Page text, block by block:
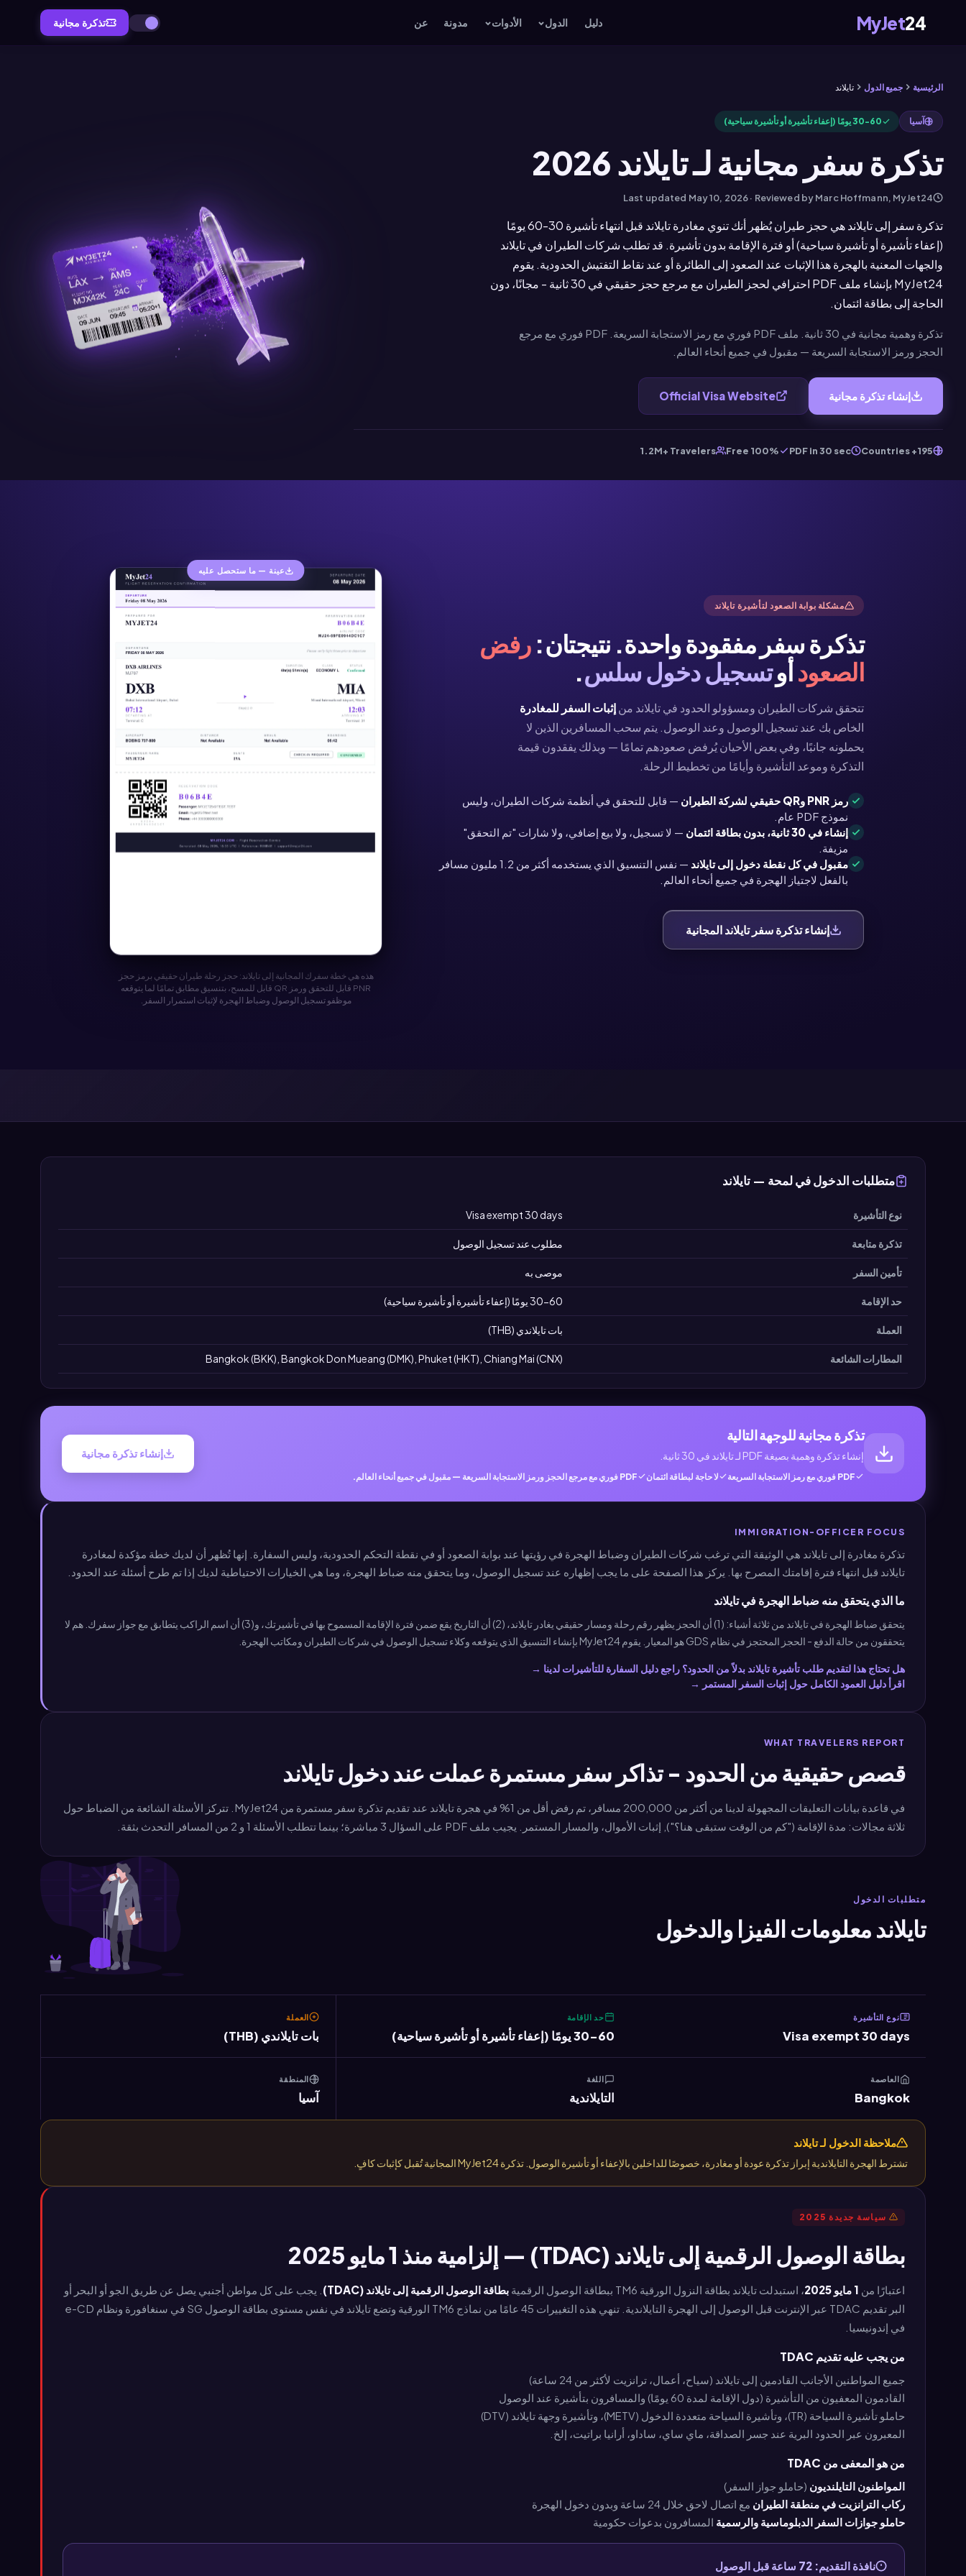
MyJet24 دليل الدول الأدوات مدونة عن تذكرة مجانية
الرئيسية جميع الدول تايلاند
آسيا 30-60 يومًا (إعفاء تأشيرة أو تأشيرة سياحية)
تذكرة سفر مجانية لـ تايلاند 2026
Last updated May 10, 2026· Reviewed by Marc Hoffmann, MyJet24
تذكرة سفر إلى تايلاند هي حجز طيران يُظهر أنك تنوي مغادرة تايلاند قبل انتهاء تأشيرة 30-60 يومًا
(إعفاء تأشيرة أو تأشيرة سياحية) أو فترة الإقامة بدون تأشيرة. قد تطلب شركات الطيران في تايلاند
والجهات المعنية بالهجرة هذا الإثبات عند الصعود إلى الطائرة أو عند نقاط التفتيش الحدودية. يقوم
MyJet24 بإنشاء ملف PDF احترافي لحجز الطيران مع مرجع حجز حقيقي في 30 ثانية - مجانًا، دون
الحاجة إلى بطاقة ائتمان.
تذكرة وهمية مجانية في 30 ثانية. ملف PDF فوري مع رمز الاستجابة السريعة. PDF فوري مع مرجع
الحجز ورمز الاستجابة السريعة — مقبول في جميع أنحاء العالم.
إنشاء تذكرة مجانية Official Visa Website
195+ Countries
PDF in 30 sec
100% Free
1.2M+ Travelers
مشكلة بوابة الصعود لتأشيرة تايلاند
تذكرة سفر مفقودة واحدة. نتيجتان:رفض
الصعودأوتسجيل دخول سلس.
تتحقق شركات الطيران ومسؤولو الحدود في تايلاند منإثبات السفر للمغادرة
الخاص بك عند تسجيل الوصول وعند الوصول. يتم سحب المسافرين الذين لا
يحملونه جانبًا، وفي بعض الأحيان يُرفض صعودهم تمامًا — وبذلك يفقدون قيمة
التذكرة وموعد التأشيرة وأيامًا من تخطيط الرحلة.
رمز PNR وQR حقيقي لشركة الطيران
— قابل للتحقق في أنظمة شركات الطيران، وليس
نموذج PDF عام.
إنشاء في 30 ثانية، بدون بطاقة ائتمان
— لا تسجيل، ولا بيع إضافي، ولا شارات "تم التحقق"
مزيفة.
مقبول في كل نقطة دخول إلى تايلاند
— نفس التنسيق الذي يستخدمه أكثر من 1.2 مليون مسافر
بالفعل لاجتياز الهجرة في جميع أنحاء العالم.
إنشاء تذكرة سفر تايلاند المجانية
عينة — ما ستحصل عليه
هذه هي خطة سفرك المجانية إلى تايلاند: حجز رحلة طيران حقيقي برمز حجز
PNR قابل للتحقق ورمز QR قابل للمسح، بتنسيق مطابق تمامًا لما يتوقعه
موظفو تسجيل الوصول وضباط الهجرة لإثبات استمرار السفر.
متطلبات الدخول في لمحة — تايلاند
نوع التأشيرة Visa exempt 30 days
تذكرة متابعة مطلوب عند تسجيل الوصول
تأمين السفر موصى به
حد الإقامة 30-60 يومًا (إعفاء تأشيرة أو تأشيرة سياحية)
العملة بات تايلاندي (THB)
المطارات الشائعة Bangkok (BKK), Bangkok Don Mueang (DMK), Phuket (HKT), Chiang Mai (CNX)
تذكرة مجانية للوجهة التالية
إنشاء تذكرة وهمية بصيغة PDF لـ تايلاند في 30 ثانية.
PDF فوري مع رمز الاستجابة السريعة لا حاجة لبطاقة ائتمان PDF فوري مع مرجع الحجز ورمز الاستجابة السريعة — مقبول في جميع أنحاء العالم.
إنشاء تذكرة مجانية
IMMIGRATION-OFFICER FOCUS
تذكرة مغادرة إلى تايلاند هي الوثيقة التي ترغب شركات الطيران وضباط الهجرة في رؤيتها عند بوابة الصعود أو في نقطة التحكم الحدودية، وليس السفارة. إنها تُظهر أن لديك خطة مؤكدة لمغادرة
تايلاند قبل انتهاء فترة إقامتك المصرح بها. يركز هذا الصفحة على ما يجب إظهاره عند تسجيل الوصول، وما يتحقق منه ضباط الهجرة، وما هي الخيارات الاحتياطية لديك إذا تم طرح أسئلة عند الحدود.
ما الذي يتحقق منه ضباط الهجرة في تايلاند
يتحقق ضباط الهجرة في تايلاند من ثلاثة أشياء: (1) أن الحجز يظهر رقم رحلة ومسار حقيقي يغادر تايلاند، (2) أن التاريخ يقع ضمن فترة الإقامة المسموح بها في تأشيرتك، و(3) أن اسم الراكب يتطابق مع جواز سفرك. هم لا
يتحققون من حالة الدفع - الحجز المحتجز في نظام GDS هو المعيار. يقوم MyJet24 بإنشاء التنسيق الذي يتوقعه وكلاء تسجيل الوصول في شركات الطيران ومكاتب الهجرة.
هل تحتاج هذا لتقديم طلب تأشيرة تايلاند بدلاً من الحدود؟ راجع دليل السفارة للتأشيرات لدينا →
اقرأ دليل العمود الكامل حول إثبات السفر المستمر →
WHAT TRAVELERS REPORT
قصص حقيقية من الحدود - تذاكر سفر مستمرة عملت عند دخول تايلاند
في قاعدة بيانات التعليقات المجهولة لدينا من أكثر من 200,000 مسافر، تم رفض أقل من 1% في هجرة تايلاند عند تقديم تذكرة سفر مستمرة من MyJet24. تتركز الأسئلة الشائعة من الضباط حول
ثلاثة مجالات: مدة الإقامة ("كم من الوقت ستبقى هنا؟"), إثبات الأموال، والمسار المستمر. يجيب ملف PDF على السؤال 3 مباشرة؛ بينما تتطلب الأسئلة 1 و 2 من المسافر التحدث بثقة.
متطلبات الدخول
تايلاند معلومات الفيزا والدخول
نوع التأشيرة
Visa exempt 30 days
حد الإقامة
30-60 يومًا (إعفاء تأشيرة أو تأشيرة سياحية)
العملة
بات تايلاندي (THB)
العاصمة
Bangkok
اللغة
التايلاندية
المنطقة
آسيا
ملاحظة الدخول لـ تايلاند
تشترط الهجرة التايلاندية إبراز تذكرة عودة أو مغادرة، خصوصًا للداخلين بالإعفاء أو تأشيرة الوصول. تذكرة MyJet24 المجانية تُقبل كإثبات كافٍ.
سياسة جديدة 2025
بطاقة الوصول الرقمية إلى تايلاند (TDAC) — إلزامية منذ 1 مايو 2025
اعتبارًا من 1 مايو 2025 ، استبدلت تايلاند بطاقة النزول الورقية TM6 ببطاقة الوصول الرقمية بطاقة الوصول الرقمية إلى تايلاند (TDAC)
. يجب على كل مواطن أجنبي يصل عن طريق الجو أو البحر أو
البر تقديم TDAC عبر الإنترنت قبل الوصول إلى الهجرة التايلاندية. تنهي هذه التغييرات 45 عامًا من نماذج TM6 الورقية وتضع تايلاند في نفس مستوى بطاقة الوصول SG في سنغافورة ونظام e-CD
في إندونيسيا.
من يجب عليه تقديم TDAC
جميع المواطنين الأجانب القادمين إلى تايلاند (سياح، أعمال، ترانزيت لأكثر من 24 ساعة)
القادمون المعفيون من التأشيرة (دول الإقامة لمدة 60 يومًا) والمسافرون بتأشيرة عند الوصول
حاملو تأشيرة السياحة (TR)، وتأشيرة السياحة متعددة الدخول (METV)، وتأشيرة وجهة تايلاند (DTV)
المعبرون عبر الحدود البرية عند جسر الصداقة، ماي ساي، ساداو، أرانيا براتيت، إلخ.
من هو المعفى من TDAC
المواطنون التايلنديون (حاملو جواز السفر)
ركاب الترانزيت في منطقة الطيران مع اتصال لاحق خلال 24 ساعة وبدون دخول الهجرة
حاملو جوازات السفر الدبلوماسية والرسمية المسافرون بدعوات حكومية
نافذة التقديم: 72 ساعة قبل الوصول